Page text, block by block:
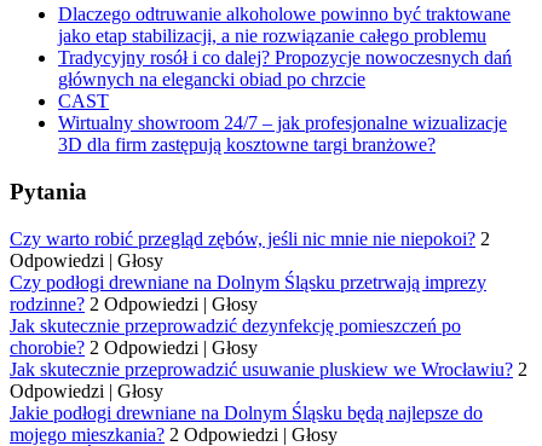
Dlaczego odtruwanie alkoholowe powinno być traktowane
jako etap stabilizacji, a nie rozwiązanie całego problemu
Tradycyjny rosół i co dalej? Propozycje nowoczesnych dań
głównych na elegancki obiad po chrzcie
CAST
Wirtualny showroom 24/7 – jak profesjonalne wizualizacje
3D dla firm zastępują kosztowne targi branżowe?
Pytania
Czy warto robić przegląd zębów, jeśli nic mnie nie niepokoi? 2
Odpowiedzi | Głosy
Czy podłogi drewniane na Dolnym Śląsku przetrwają imprezy
rodzinne? 2 Odpowiedzi | Głosy
Jak skutecznie przeprowadzić dezynfekcję pomieszczeń po
chorobie? 2 Odpowiedzi | Głosy
Jak skutecznie przeprowadzić usuwanie pluskiew we Wrocławiu? 2
Odpowiedzi | Głosy
Jakie podłogi drewniane na Dolnym Śląsku będą najlepsze do
mojego mieszkania? 2 Odpowiedzi | Głosy